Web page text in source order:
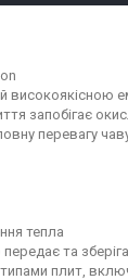
високоякісною
запобігає
перевагу
тепла
та
плит,